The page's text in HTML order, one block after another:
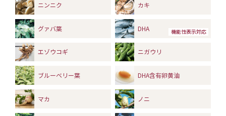
ニンニク カキ
グァバ葉 機能性表示対応
DHA
エゾウコギ ニガウリ
ブルーベリー葉 DHA含有卵黄油
マカ ノニ